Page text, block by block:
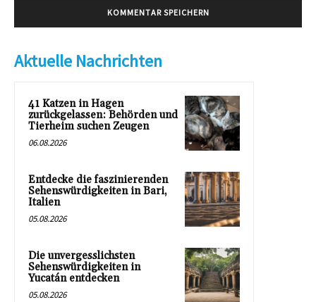
Aktuelle Nachrichten
41 Katzen in Hagen
zurückgelassen: Behörden und
Tierheim suchen Zeugen
06.08.2026
Entdecke die faszinierenden
Sehenswürdigkeiten in Bari,
Italien
05.08.2026
Die unvergesslichsten
Sehenswürdigkeiten in
Yucatán entdecken
05.08.2026